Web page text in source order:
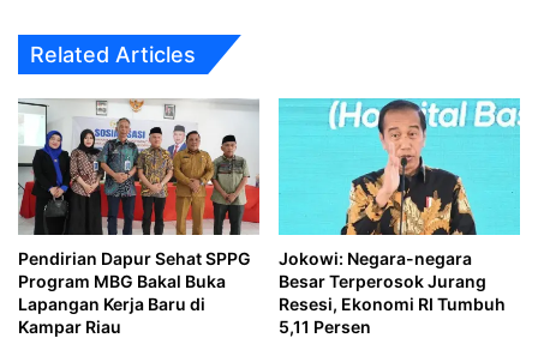
Related Articles
Pendirian Dapur Sehat SPPG
Program MBG Bakal Buka
Lapangan Kerja Baru di
Kampar Riau
Jokowi: Negara-negara
Besar Terperosok Jurang
Resesi, Ekonomi RI Tumbuh
5,11 Persen